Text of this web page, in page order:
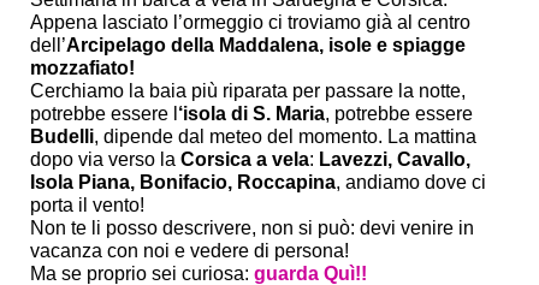
Appena lasciato l’ormeggio ci troviamo già al centro
dell’Arcipelago della Maddalena, isole e spiagge
mozzafiato!
Cerchiamo la baia più riparata per passare la notte,
potrebbe essere l ‘isola di S. Maria, potrebbe essere
Budelli, dipende dal meteo del momento. La mattina
dopo via verso la Corsica a vela: Lavezzi, Cavallo,
Isola Piana, Bonifacio, Roccapina, andiamo dove ci
porta il vento!
Non te li posso descrivere, non si può: devi venire in
vacanza con noi e vedere di persona!
Ma se proprio sei curiosa: guarda Quì!!